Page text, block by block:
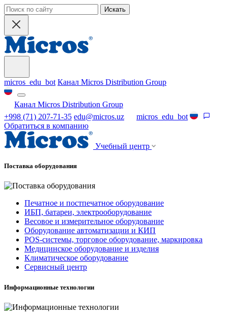
Искать
micros_edu_bot Канал Micros Distribution Group
Канал Micros Distribution Group
+998 (71) 207-71-35 edu@micros.uz
micros_edu_bot
Обратиться в компанию
Учебный центр
Поставка оборудования
Печатное и постпечатное оборудование
ИБП, батареи, электрооборудование
Весовое и измерительное оборудование
Оборудование автоматизации и КИП
POS-системы, торговое оборудование, маркировка
Медицинское оборудование и изделия
Климатическое оборудование
Сервисный центр
Информационные технологии